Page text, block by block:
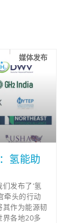
媒体发布
氢能助
发布了‘氢
牵头的行动
作为能源韧
界各地20多